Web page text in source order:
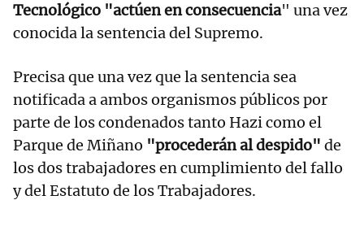
Tecnológico "actúen en consecuencia" una vez
conocida la sentencia del Supremo.
Precisa que una vez que la sentencia sea
notificada a ambos organismos públicos por
parte de los condenados tanto Hazi como el
Parque de Miñano "procederán al despido" de
los dos trabajadores en cumplimiento del fallo
y del Estatuto de los Trabajadores.